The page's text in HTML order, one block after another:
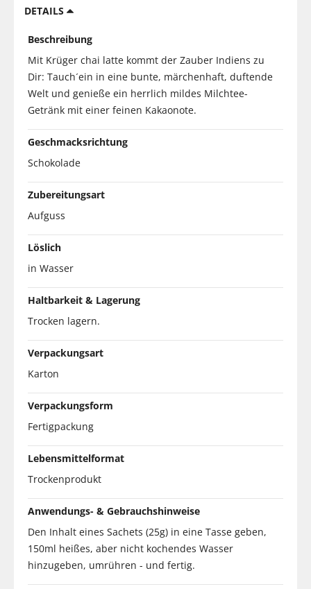
DETAILS
Beschreibung
Mit Krüger chai latte kommt der Zauber Indiens zu
Dir: Tauch´ein in eine bunte, märchenhaft, duftende
Welt und genieße ein herrlich mildes Milchtee-
Getränk mit einer feinen Kakaonote.
Geschmacksrichtung
Schokolade
Zubereitungsart
Aufguss
Löslich
in Wasser
Haltbarkeit & Lagerung
Trocken lagern.
Verpackungsart
Karton
Verpackungsform
Fertigpackung
Lebensmittelformat
Trockenprodukt
Anwendungs- & Gebrauchshinweise
Den Inhalt eines Sachets (25g) in eine Tasse geben,
150ml heißes, aber nicht kochendes Wasser
hinzugeben, umrühren - und fertig.